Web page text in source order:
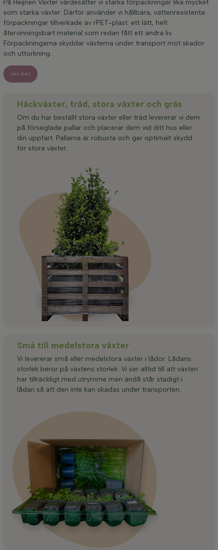
På Heijnen Växter värdesätter vi starka förpackningar lika mycket
som starka växter. Därför använder vi hållbara, vattenresistenta
förpackningar tillverkade av rPET-plast: ett lätt, helt
återvinningsbart material som redan fått ett andra liv.
Förpackningarna skyddar växterna under transport mot skador
och uttorkning.
Läs mer
Häckväxter, träd, stora växter och gräs
Om du har beställt stora växter eller träd levererar vi dem
på förseglade pallar och placerar dem vid ditt hus eller
din uppfart. Pallarna är robusta och ger optimalt skydd
för stora växter.
Små till medelstora växter
Vi levererar små eller medelstora växter i lådor. Lådans
storlek beror på växtens storlek. Vi ser alltid till att växten
har tillräckligt med utrymme men ändå står stadigt i
lådan så att den inte kan skadas under transporten.